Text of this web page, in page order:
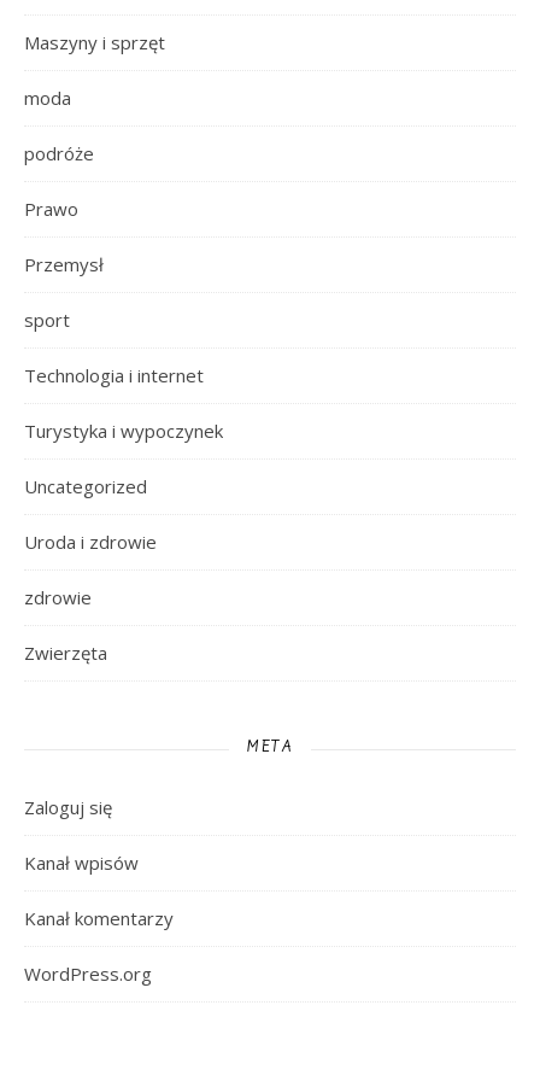
Maszyny i sprzęt
moda
podróże
Prawo
Przemysł
sport
Technologia i internet
Turystyka i wypoczynek
Uncategorized
Uroda i zdrowie
zdrowie
Zwierzęta
META
Zaloguj się
Kanał wpisów
Kanał komentarzy
WordPress.org